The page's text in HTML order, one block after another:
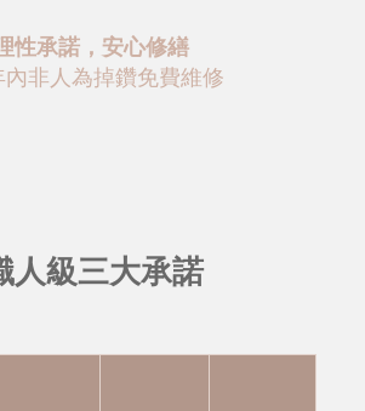
性承諾，安心修繕
內非人為掉鑽免費維修
人級三大承諾